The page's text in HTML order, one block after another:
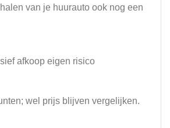
van je huurauto ook nog een
afkoop eigen risico
wel prijs blijven vergelijken.